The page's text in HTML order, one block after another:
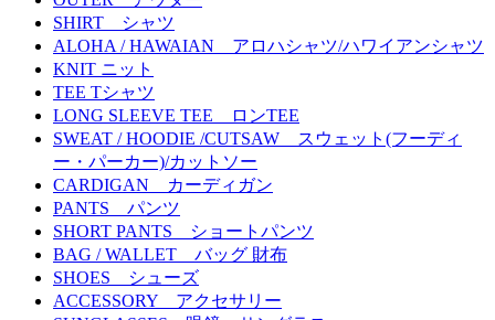
SHIRT シャツ
ALOHA / HAWAIAN アロハシャツ/ハワイアンシャツ
KNIT ニット
TEE Tシャツ
LONG SLEEVE TEE ロンTEE
SWEAT / HOODIE /CUTSAW スウェット(フーディ
ー・パーカー)/カットソー
CARDIGAN カーディガン
PANTS パンツ
SHORT PANTS ショートパンツ
BAG / WALLET バッグ 財布
SHOES シューズ
ACCESSORY アクセサリー